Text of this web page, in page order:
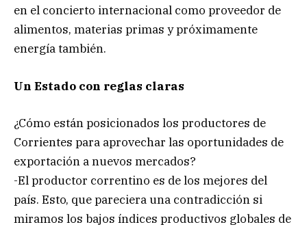
en el concierto internacional como proveedor de
alimentos, materias primas y próximamente
energía también.
Un Estado con reglas claras
¿Cómo están posicionados los productores de
Corrientes para aprovechar las oportunidades de
exportación a nuevos mercados?
-El productor correntino es de los mejores del
país. Esto, que pareciera una contradicción si
miramos los bajos índices productivos globales de